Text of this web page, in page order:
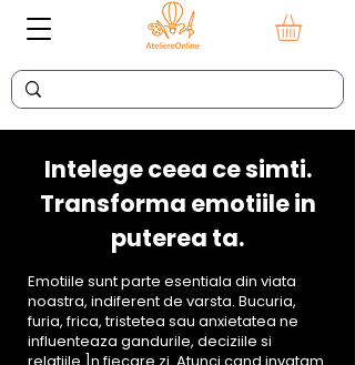
Intelege ceea ce simti.
Transforma emotiile in
puterea ta.
Emotiile sunt parte esentiala din viata
noastra, indiferent de varsta. Bucuria,
furia, frica, tristetea sau anxietatea ne
influenteaza gandurile, deciziile si